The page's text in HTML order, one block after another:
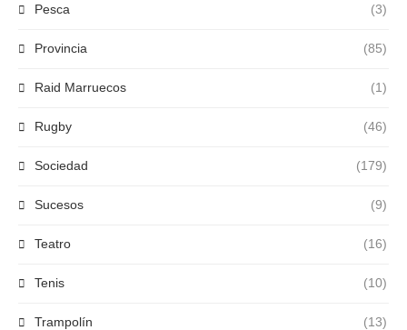
Pesca (3)
Provincia (85)
Raid Marruecos (1)
Rugby (46)
Sociedad (179)
Sucesos (9)
Teatro (16)
Tenis (10)
Trampolín (13)